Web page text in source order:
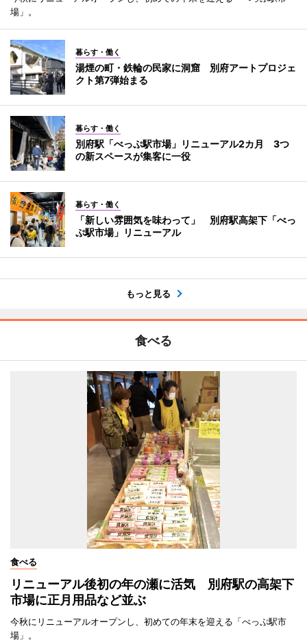
場」。
暮らす・働く
湯煙の町・鉄輪の民家に洞窟 別府アートプロジェ
クト第7弾始まる
暮らす・働く
別府駅「べっぷ駅市場」リニューアル2カ月 3つ
の新スペースが集客に一役
暮らす・働く
「新しい雰囲気を味わって」 別府駅高架下「べっ
ぷ駅市場」リニューアル
もっと見る
食べる
食べる
リニューアル後初の年の瀬に活気 別府駅の高架下
市場に正月用品など並ぶ
今秋にリニューアルオープンし、初めての年末を迎える「べっぷ駅市
場」。